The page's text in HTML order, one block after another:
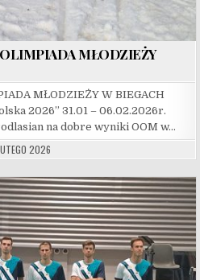
MŁODZIEŻY
MŁODZIEŻY W BIEGACH
2026” 31.01 – 06.02.2026r.
na dobre wyniki OOM w…
2026